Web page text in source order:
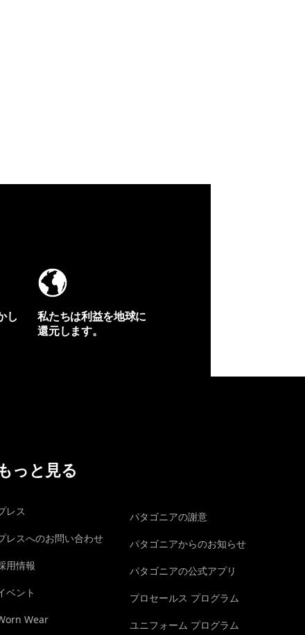
し
私たちは利益を地球に
還元します。
もっと見る
レス
レスへのお問い合わせ
用情報
ベント
Wear
パタゴニアの謝意
パタゴニアからのお知らせ
パタゴニアの公式アプリ
プロセールス プログラム
ユニフォーム プログラム